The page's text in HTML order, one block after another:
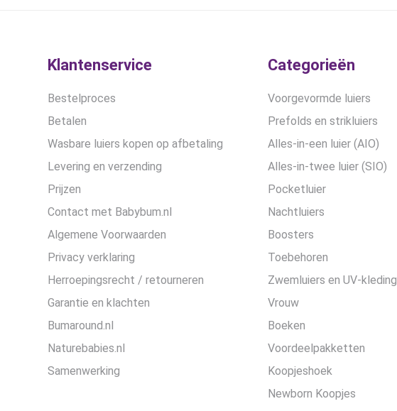
Klantenservice
Bestelproces
Betalen
Wasbare luiers kopen op afbetaling
Levering en verzending
Prijzen
Contact met Babybum.nl
Algemene Voorwaarden
Privacy verklaring
Herroepingsrecht / retourneren
Garantie en klachten
Bumaround.nl
Naturebabies.nl
Samenwerking
Categorieën
Voorgevormde luiers
Prefolds en strikluiers
Alles-in-een luier (AIO)
Alles-in-twee luier (SIO)
Pocketluier
Nachtluiers
Boosters
Toebehoren
Zwemluiers en UV-kleding
Vrouw
Boeken
Voordeelpakketten
Koopjeshoek
Newborn Koopjes